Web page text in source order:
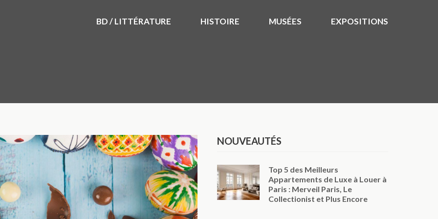
BD / LITTÉRATURE HISTOIRE MUSÉES EXPOSITIONS
NOUVEAUTÉS
Top 5 des Meilleurs
Appartements de Luxe à Louer à
Paris : Merveil Paris, Le
Collectionist et Plus Encore